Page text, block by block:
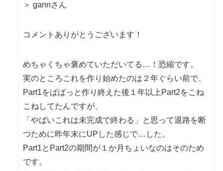
＞ gannさん
コメントありがとうございます！
めちゃくちゃ褒めていただいてる…！恐縮です。
実のところこれを作り始めたのは２年ぐらい前で、
Part1をぱぱっと作り終えた後１年以上Part2をこね
こねしてたんですが、
「やばいこれは未完成で終わる」と思って退路を断
つために昨年末にUPした感じで…した。
Part1とPart2の期間が１か月ちょいなのはそのため
です。